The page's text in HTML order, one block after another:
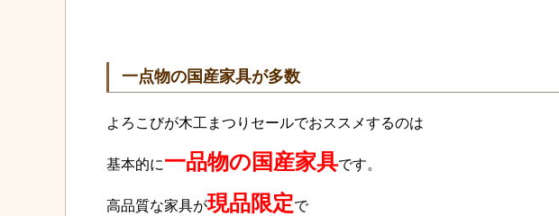
一点物の国産家具が多数
よろこびが木工まつりセールでおススメするのは
基本的に一品物の国産家具です。
高品質な家具が現品限定で